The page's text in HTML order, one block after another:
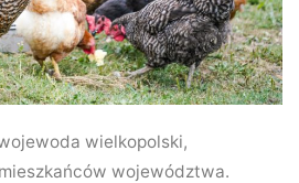
wielkopolski,
województwa.